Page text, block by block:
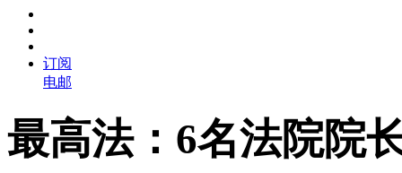
订阅
电邮
最高法：6名法院院